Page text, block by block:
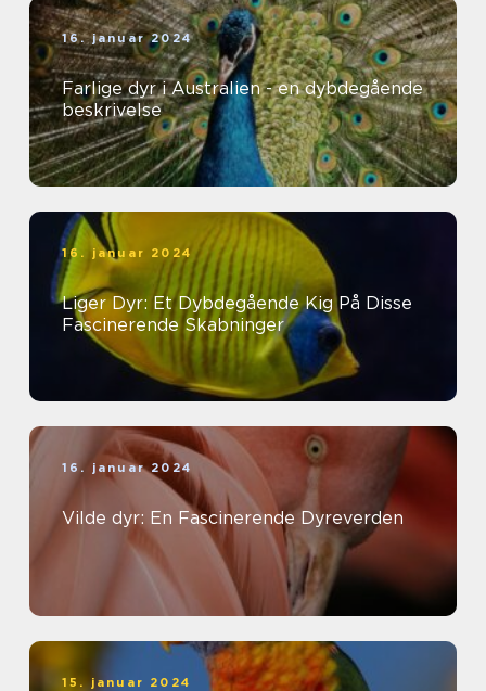
16. januar 2024
Farlige dyr i Australien - en dybdegående
beskrivelse
16. januar 2024
Liger Dyr: Et Dybdegående Kig På Disse
Fascinerende Skabninger
16. januar 2024
Vilde dyr: En Fascinerende Dyreverden
15. januar 2024